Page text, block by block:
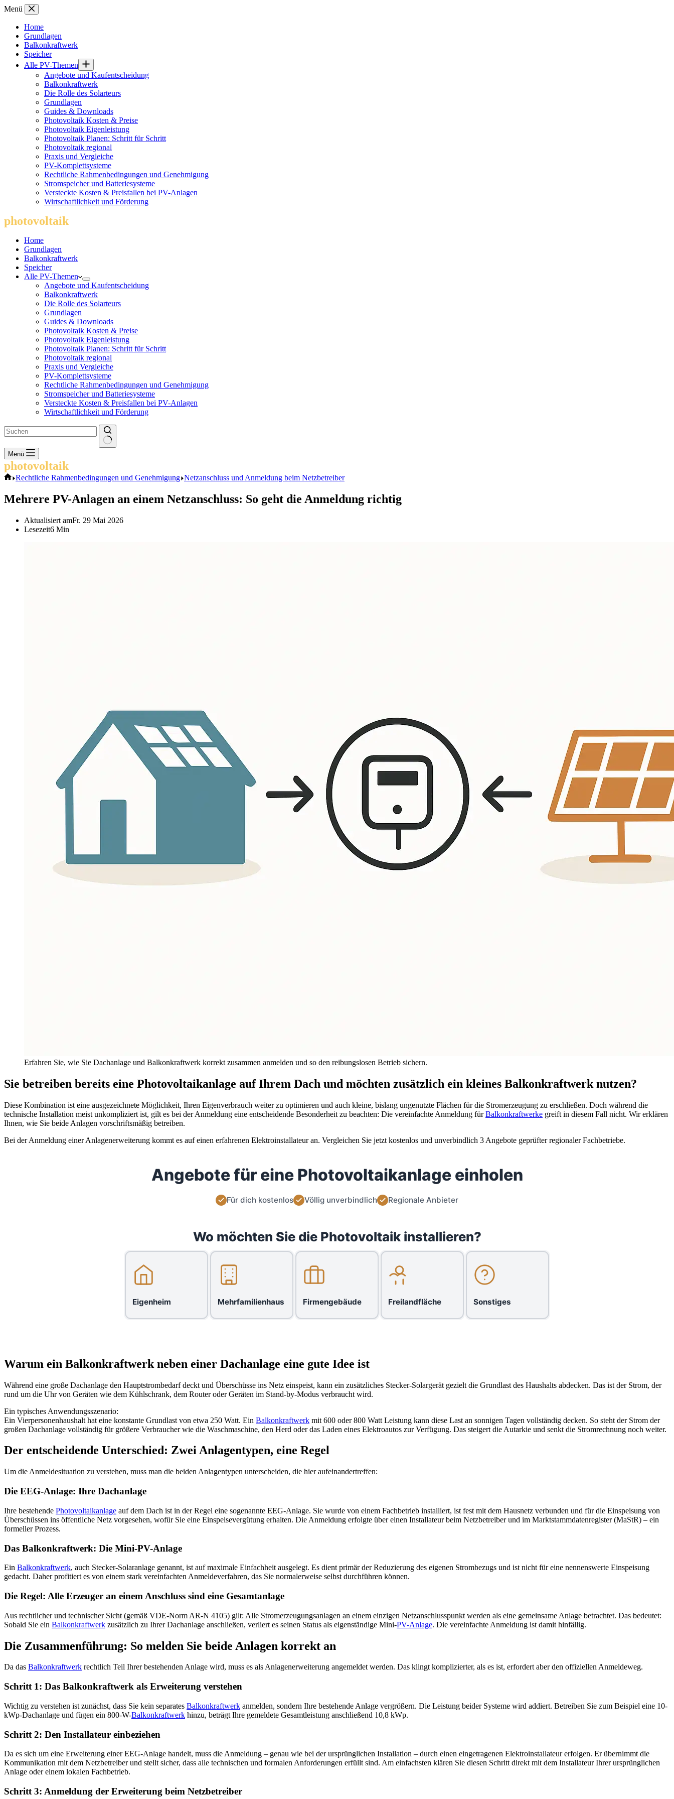
Zum
springen
Menü
Home
Grundlagen
Balkonkraftwerk
Speicher
Alle PV-Themen
Angebote und Kaufentscheidung
Balkonkraftwerk
Die Rolle des Solarteurs
Grundlagen
Guides & Downloads
Photovoltaik Kosten & Preise
Photovoltaik Eigenleistung
Photovoltaik Planen: Schritt für Schritt
Photovoltaik regional
Praxis und Vergleiche
PV-Komplettsysteme
Rechtliche Rahmenbedingungen und Genehmigung
Stromspeicher und Batteriesysteme
Versteckte Kosten & Preisfallen bei PV-Anlagen
Wirtschaftlichkeit und Förderung
photovoltaik
Home
Grundlagen
Balkonkraftwerk
Speicher
Alle PV-Themen
Angebote und Kaufentscheidung
Balkonkraftwerk
Die Rolle des Solarteurs
Grundlagen
Guides & Downloads
Photovoltaik Kosten & Preise
Photovoltaik Eigenleistung
Photovoltaik Planen: Schritt für Schritt
Photovoltaik regional
Praxis und Vergleiche
PV-Komplettsysteme
Rechtliche Rahmenbedingungen und Genehmigung
Stromspeicher und Batteriesysteme
Versteckte Kosten & Preisfallen bei PV-Anlagen
Wirtschaftlichkeit und Förderung
Keine
Ergebnisse
Menü
photovoltaik
Start
Rechtliche Rahmenbedingungen und Genehmigung Netzanschluss und Anmeldung beim Netzbetreiber
Mehrere PV-Anlagen an einem Netzanschluss: So geht die Anmeldung richtig
Aktualisiert amFr. 29 Mai 2026
Lesezeit6 Min
Erfahren Sie, wie Sie Dachanlage und Balkonkraftwerk korrekt zusammen anmelden und so den reibungslosen Betrieb sichern.
Sie betreiben bereits eine Photovoltaikanlage auf Ihrem Dach und möchten zusätzlich ein kleines Balkonkraftwerk nutzen?
Diese Kombination ist eine ausgezeichnete Möglichkeit, Ihren Eigenverbrauch weiter zu optimieren und auch kleine, bislang ungenutzte Flächen für die Stromerzeugung zu erschließen. Doch während die
technische Installation meist unkompliziert ist, gilt es bei der Anmeldung eine entscheidende Besonderheit zu beachten: Die vereinfachte Anmeldung fürBalkonkraftwerke greift in diesem Fall nicht. Wir erklären
Ihnen, wie Sie beide Anlagen vorschriftsmäßig betreiben.
Bei der Anmeldung einer Anlagenerweiterung kommt es auf einen erfahrenen Elektroinstallateur an. Vergleichen Sie jetzt kostenlos und unverbindlich 3 Angebote geprüfter regionaler Fachbetriebe.
Angebote für eine Photovoltaikanlage einholen
Für dich kostenlos Völlig unverbindlich Regionale Anbieter
Wo möchten Sie die Photovoltaik installieren?
Eigenheim Mehrfamilienhaus Firmengebäude Freilandfläche Sonstiges
Warum ein Balkonkraftwerk neben einer Dachanlage eine gute Idee ist
Während eine große Dachanlage den Hauptstrombedarf deckt und Überschüsse ins Netz einspeist, kann ein zusätzliches Stecker-Solargerät gezielt die Grundlast des Haushalts abdecken. Das ist der Strom, der
rund um die Uhr von Geräten wie dem Kühlschrank, dem Router oder Geräten im Stand-by-Modus verbraucht wird.
Ein typisches Anwendungsszenario:
Ein Vierpersonenhaushalt hat eine konstante Grundlast von etwa 250 Watt. Ein Balkonkraftwerk mit 600 oder 800 Watt Leistung kann diese Last an sonnigen Tagen vollständig decken. So steht der Strom der
großen Dachanlage vollständig für größere Verbraucher wie die Waschmaschine, den Herd oder das Laden eines Elektroautos zur Verfügung. Das steigert die Autarkie und senkt die Stromrechnung noch weiter.
Der entscheidende Unterschied: Zwei Anlagentypen, eine Regel
Um die Anmeldesituation zu verstehen, muss man die beiden Anlagentypen unterscheiden, die hier aufeinandertreffen:
Die EEG-Anlage: Ihre Dachanlage
Ihre bestehende Photovoltaikanlage auf dem Dach ist in der Regel eine sogenannte EEG-Anlage. Sie wurde von einem Fachbetrieb installiert, ist fest mit dem Hausnetz verbunden und für die Einspeisung von
Überschüssen ins öffentliche Netz vorgesehen, wofür Sie eine Einspeisevergütung erhalten. Die Anmeldung erfolgte über einen Installateur beim Netzbetreiber und im Marktstammdatenregister (MaStR) – ein
formeller Prozess.
Das Balkonkraftwerk: Die Mini-PV-Anlage
Ein Balkonkraftwerk, auch Stecker-Solaranlage genannt, ist auf maximale Einfachheit ausgelegt. Es dient primär der Reduzierung des eigenen Strombezugs und ist nicht für eine nennenswerte Einspeisung
gedacht. Daher profitiert es von einem stark vereinfachten Anmeldeverfahren, das Sie normalerweise selbst durchführen können.
Die Regel: Alle Erzeuger an einem Anschluss sind eine Gesamtanlage
Aus rechtlicher und technischer Sicht (gemäß VDE-Norm AR-N 4105) gilt: Alle Stromerzeugungsanlagen an einem einzigen Netzanschlusspunkt werden als eine gemeinsame Anlage betrachtet. Das bedeutet:
Sobald Sie ein Balkonkraftwerk zusätzlich zu Ihrer Dachanlage anschließen, verliert es seinen Status als eigenständige Mini-PV-Anlage. Die vereinfachte Anmeldung ist damit hinfällig.
Die Zusammenführung: So melden Sie beide Anlagen korrekt an
Da das Balkonkraftwerk rechtlich Teil Ihrer bestehenden Anlage wird, muss es als Anlagenerweiterung angemeldet werden. Das klingt komplizierter, als es ist, erfordert aber den offiziellen Anmeldeweg.
Schritt 1: Das Balkonkraftwerk als Erweiterung verstehen
Wichtig zu verstehen ist zunächst, dass Sie kein separates Balkonkraftwerk anmelden, sondern Ihre bestehende Anlage vergrößern. Die Leistung beider Systeme wird addiert. Betreiben Sie zum Beispiel eine 10-
kWp-Dachanlage und fügen ein 800-W-Balkonkraftwerk hinzu, beträgt Ihre gemeldete Gesamtleistung anschließend 10,8 kWp.
Schritt 2: Den Installateur einbeziehen
Da es sich um eine Erweiterung einer EEG-Anlage handelt, muss die Anmeldung – genau wie bei der ursprünglichen Installation – durch einen eingetragenen Elektroinstallateur erfolgen. Er übernimmt die
Kommunikation mit dem Netzbetreiber und stellt sicher, dass alle technischen und formalen Anforderungen erfüllt sind. Am einfachsten klären Sie diesen Schritt direkt mit dem Installateur Ihrer ursprünglichen
Anlage oder einem lokalen Fachbetrieb.
Schritt 3: Anmeldung der Erweiterung beim Netzbetreiber